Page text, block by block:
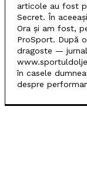
articole au fost
Secret. În
Ora și am fost,
ProSport. După
dragoste —
în casele
despre